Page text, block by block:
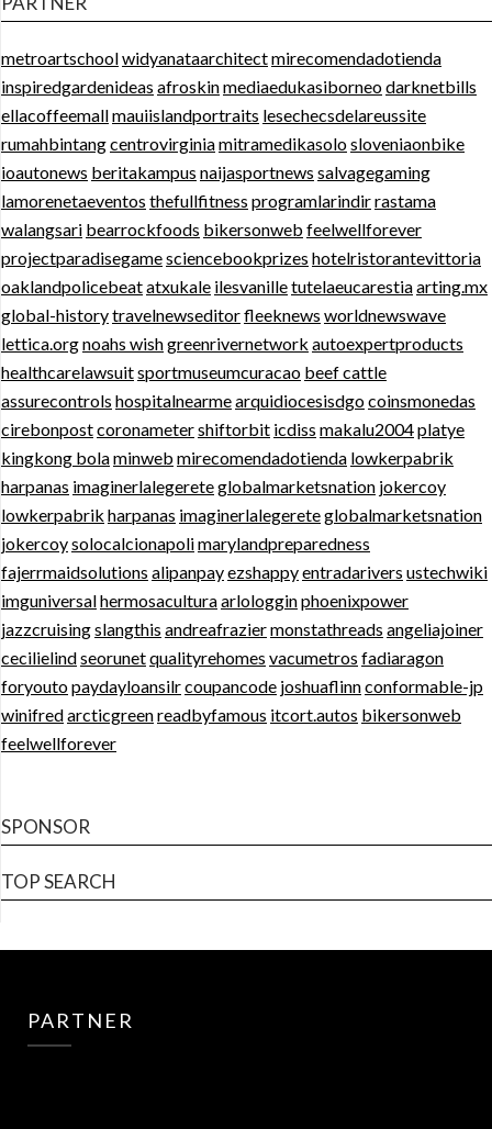
metroartschoolwidyanataarchitectmirecomendadotienda
inspiredgardenideas afroskinmediaedukasiborneodarknetbills
ellacoffeemallmauiislandportraits lesechecsdelareussite
rumahbintangcentrovirginiamitramedikasolosloveniaonbike
ioautonews beritakampus naijasportnews salvagegaming
lamorenetaeventos thefullfitness programlarindirrastama
walangsari bearrockfoods bikersonweb feelwellforever
projectparadisegamesciencebookprizes hotelristorantevittoria
oaklandpolicebeatatxukale ilesvanilletutelaeucarestiaarting.mx
global-historytravelnewseditorfleeknews worldnewswave
lettica.orgnoahs wishgreenrivernetwork autoexpertproducts
healthcarelawsuitsportmuseumcuracao beef cattle
assurecontrols hospitalnearmearquidiocesisdgocoinsmonedas
cirebonpostcoronametershiftorbit icdiss makalu2004platye
kingkong bolaminweb mirecomendadotienda lowkerpabrik
harpanas imaginerlalegereteglobalmarketsnation jokercoy
lowkerpabrik harpanas imaginerlalegereteglobalmarketsnation
jokercoysolocalcionapolimarylandpreparedness
fajerrmaidsolutions alipanpayezshappyentradarivers ustechwiki
imguniversalhermosaculturaarlologginphoenixpower
jazzcruisingslangthis andreafraziermonstathreads angeliajoiner
cecilielindseorunetqualityrehomes vacumetros fadiaragon
foryoutopaydayloansilrcoupancode joshuaflinnconformable-jp
winifredarcticgreenreadbyfamous itcort.autos bikersonweb
feelwellforever
SPONSOR
TOP SEARCH
PARTNER